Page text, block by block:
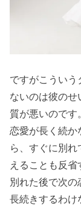
ですがこういう
ないのは彼のせ
質が悪いのです
恋愛が長く続か
ら、すぐに別
えることも反省
別れた後で次
長続きするわけ